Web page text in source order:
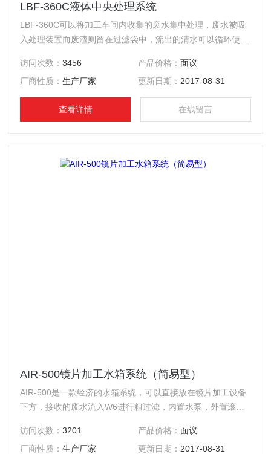
LBF-360C液体中央处理系统
LBF-360C可以将加工车间内收集的废水集中处理，废水被吸
入处理装置而废渣则留在过滤袋中，流出的清水可以循环使用
访问次数：3456 产品价格： 面议
厂商性质：生产厂家 更新日期： 2017-08-31
查看详情 在线留言
AIR-500镜片加工水箱系统（简易型）
AIR-500是一款经济的水箱系统，可以直接放在镜片加工设备
下方，接收的废水流入W6进行粗过滤，内置水泵，外置滚轮
访问次数：3201 产品价格： 面议
厂商性质：生产厂家 更新日期： 2017-08-31